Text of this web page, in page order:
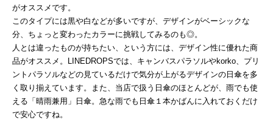
がオススメです。
このタイプには黒や白などが多いですが、デザインがベーシックな
分、ちょっと変わったカラーに挑戦してみるのも◎。
人とは違ったものが持ちたい、という方には、デザイン性に優れた商
品がオススメ。LINEDROPSでは、キャンバスパラソルやkorko、プリ
ントパラソルなどの見ているだけで気分が上がるデザインの日傘を多
く取り揃えています。また、当店で扱う日傘のほとんどが、雨でも使
える「晴雨兼用」日傘。急な雨でも日傘１本かばんに入れておくだけ
で安心ですね。